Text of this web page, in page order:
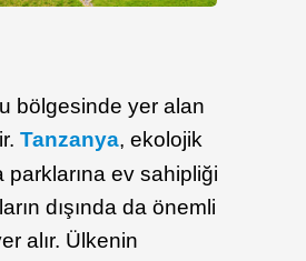
bölgesinde yer alan
Tanzanya, ekolojik
ev sahipliği
dışında da önemli
alır. Ülkenin